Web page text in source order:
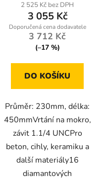
2 525 Kč bez DPH
3 055 Kč
3 712 Kč
(–17 %)
DO KOŠÍKU
Průměr: 230mm, délka:
450mmVrtání na mokro,
závit 1.1/4 UNCPro
beton, cihly, keramiku a
další materiály16
diamantových